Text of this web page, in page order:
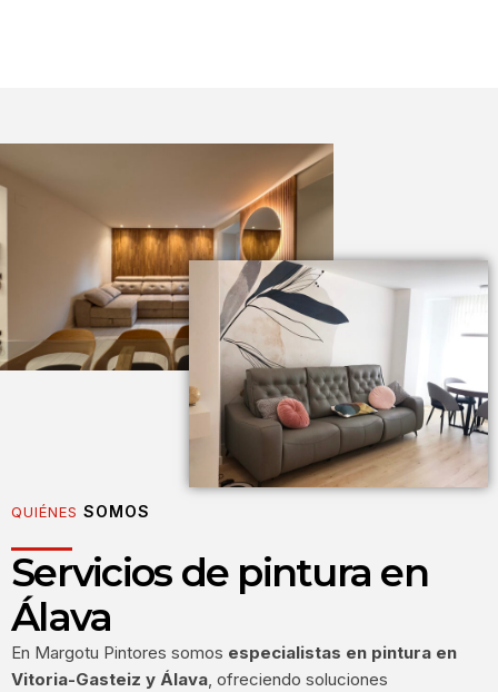
QUIÉNES SOMOS
Servicios de pintura en
Álava
En Margotu Pintores somos especialistas en pintura en
Vitoria-Gasteiz y Álava, ofreciendo soluciones